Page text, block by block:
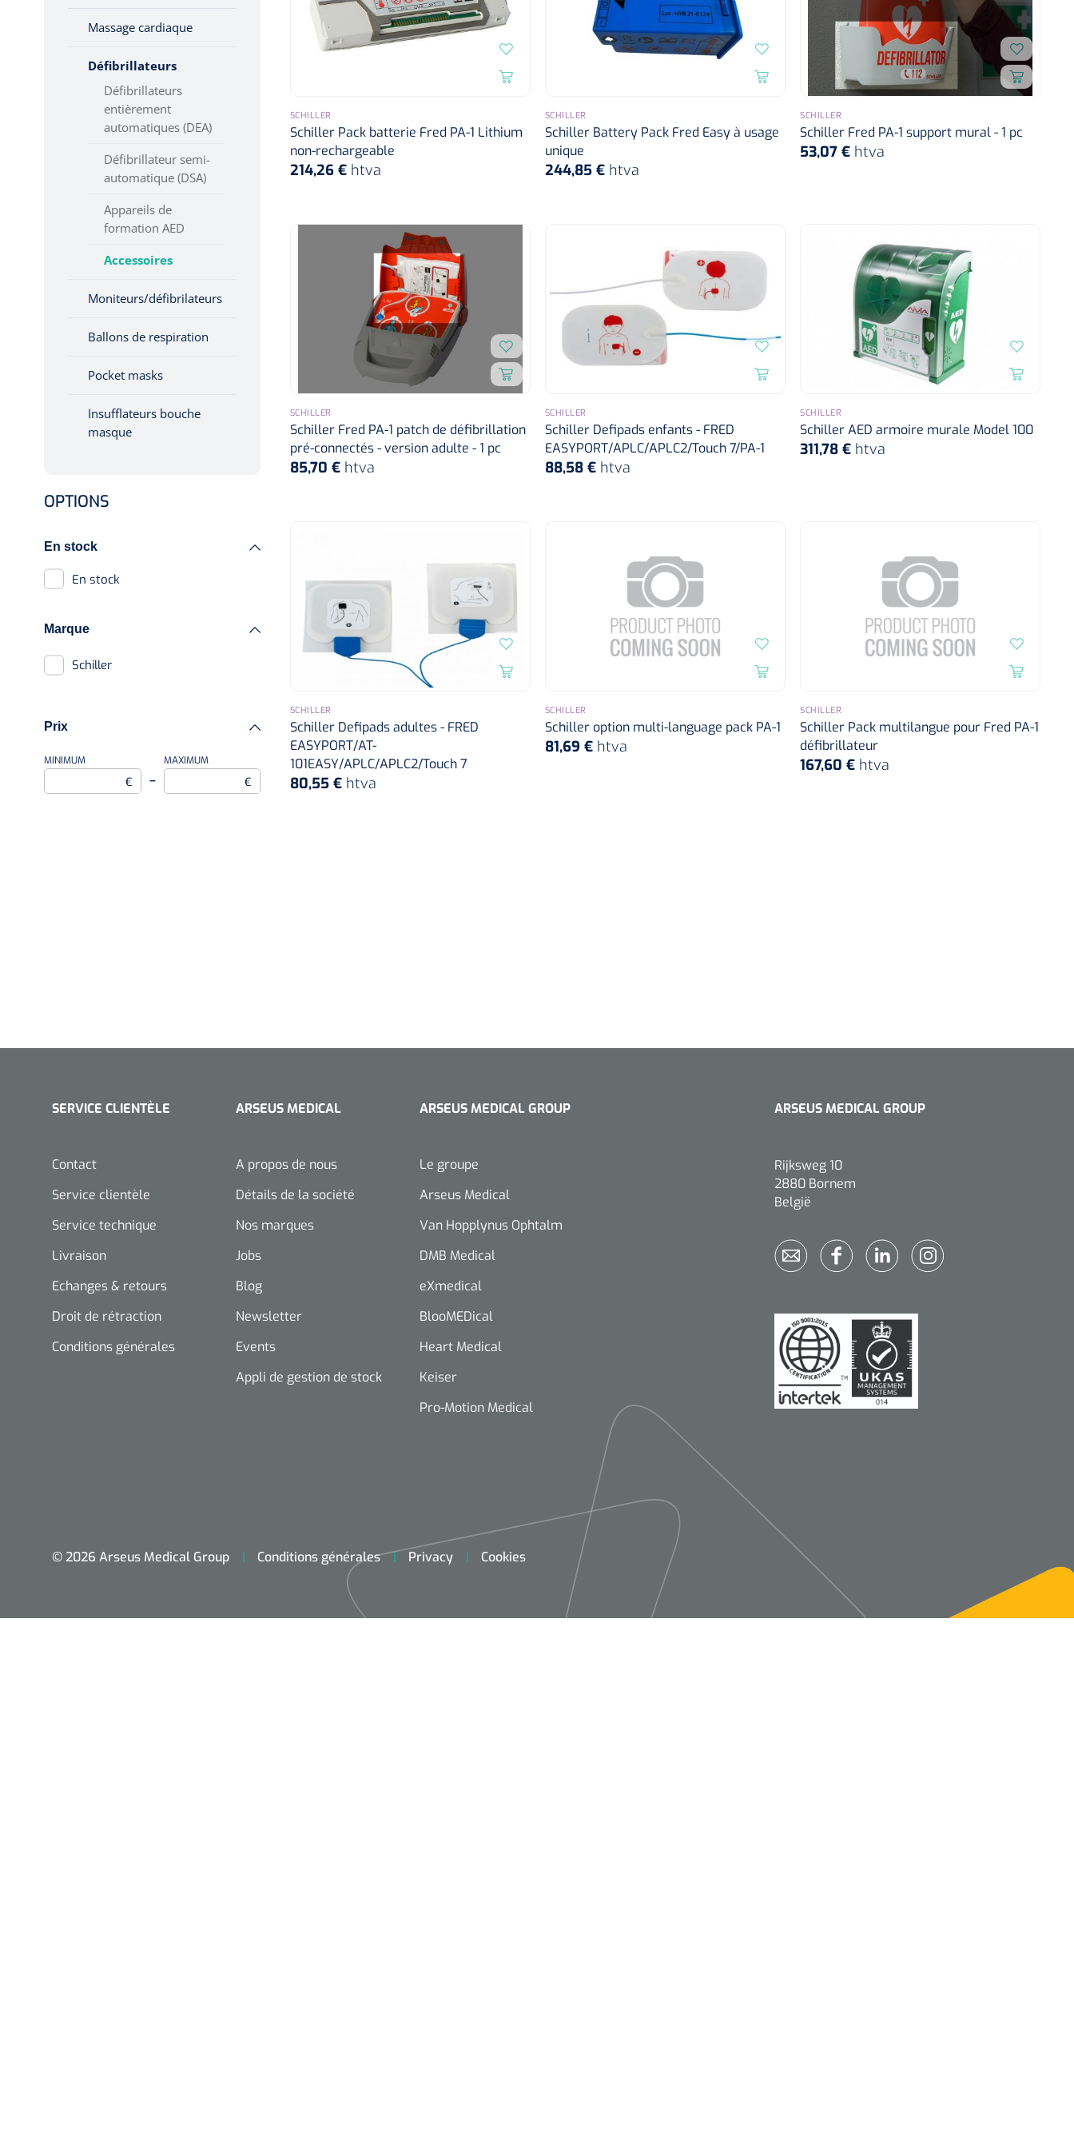
Hygiène & Désinfection
Matériel d'injection
Infrastructure
Instruments
Soins des plaies
Boîte de secours
Recharge boîte de
secours
Couvertures de secours
Doigtiers
Divers
Massage cardiaque
Défibrillateurs
Défibrillateurs
entièrement
automatiques (DEA)
Défibrillateur semi-
automatique (DSA)
Appareils de
formation AED
Accessoires
Moniteurs/défibrilateurs
Ballons de respiration
Pocket masks
Insufflateurs bouche
masque
OPTIONS
En stock
En stock
Marque
Schiller
Prix
MINIMUM
€ –
MAXIMUM
€
SCHILLER
Schiller Pack batterie Fred PA-1 Lithium
non-rechargeable
214,26 € htva
SCHILLER
Schiller Battery Pack Fred Easy à usage
unique
244,85 € htva
SCHILLER
Schiller Fred PA-1 support mural - 1 pc
53,07 € htva
SCHILLER
Schiller Fred PA-1 patch de défibrillation
pré-connectés - version adulte - 1 pc
85,70 € htva
SCHILLER
Schiller Defipads enfants - FRED
EASYPORT/APLC/APLC2/Touch 7/PA-1
88,58 € htva
SCHILLER
Schiller AED armoire murale Model 100
311,78 € htva
SCHILLER
Schiller Defipads adultes - FRED
EASYPORT/AT-
101EASY/APLC/APLC2/Touch 7
80,55 € htva
SCHILLER
Schiller option multi-language pack PA-1
81,69 € htva
SCHILLER
Schiller Pack multilangue pour Fred PA-1
défibrillateur
167,60 € htva
SERVICE CLIENTÈLE
Contact
Service clientèle
Service technique
Livraison
Echanges & retours
Droit de rétraction
Conditions générales
ARSEUS MEDICAL
A propos de nous
Détails de la société
Nos marques
Jobs
Blog
Newsletter
Events
Appli de gestion de stock
ARSEUS MEDICAL GROUP
Le groupe
Arseus Medical
Van Hopplynus Ophtalm
DMB Medical
eXmedical
BlooMEDical
Heart Medical
Keiser
Pro-Motion Medical
ARSEUS MEDICAL GROUP
Rijksweg 10
2880 Bornem
België
© 2026 Arseus Medical Group Conditions générales Privacy Cookies